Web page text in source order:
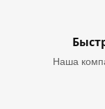
Наша